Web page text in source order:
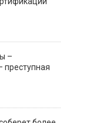
–
преступная